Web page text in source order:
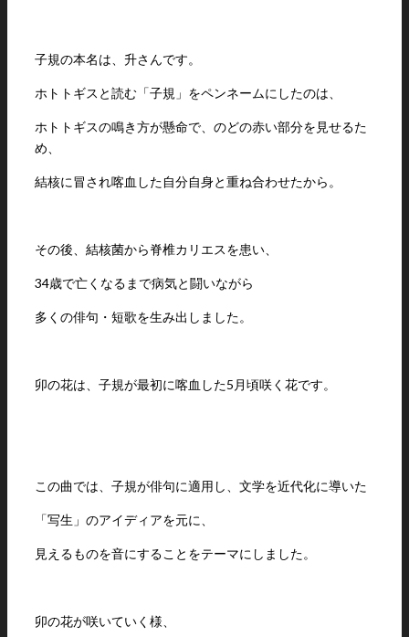
子規の本名は、升さんです。
ホトトギスと読む「子規」をペンネームにしたのは、
ホトトギスの鳴き方が懸命で、のどの赤い部分を見せるた
め、
結核に冒され喀血した自分自身と重ね合わせたから。
その後、結核菌から脊椎カリエスを患い、
34歳で亡くなるまで病気と闘いながら
多くの俳句・短歌を生み出しました。
卯の花は、子規が最初に喀血した5月頃咲く花です。
この曲では、子規が俳句に適用し、文学を近代化に導いた
「写生」のアイディアを元に、
見えるものを音にすることをテーマにしました。
卯の花が咲いていく様、